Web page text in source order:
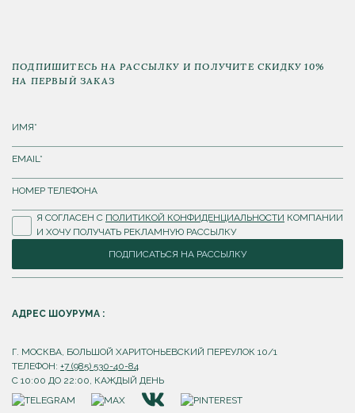
ПОДПИШИТЕСЬ НА РАССЫЛКУ И ПОЛУЧИТЕ СКИДКУ 10%
НА ПЕРВЫЙ ЗАКАЗ
Я СОГЛАСЕН С ПОЛИТИКОЙ КОНФИДЕНЦИАЛЬНОСТИ КОМПАНИИ
И ХОЧУ ПОЛУЧАТЬ РЕКЛАМНУЮ РАССЫЛКУ
ПОДПИСАТЬСЯ НА РАССЫЛКУ
АДРЕС ШОУРУМА :
Г. МОСКВА, БОЛЬШОЙ ХАРИТОНЬЕВСКИЙ ПЕРЕУЛОК 10/1
ТЕЛЕФОН: +7 (985) 530-40-84
С 10:00 ДО 22:00, КАЖДЫЙ ДЕНЬ